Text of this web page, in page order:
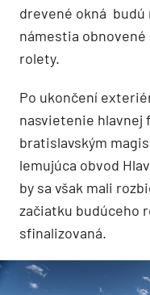
drevené okná budú
námestia
rolety.
Po ukončení
nasvietenie hlavnej
bratislavským
lemujúca obvod
by sa však mali
začiatku budúceho
sfinalizovaná.